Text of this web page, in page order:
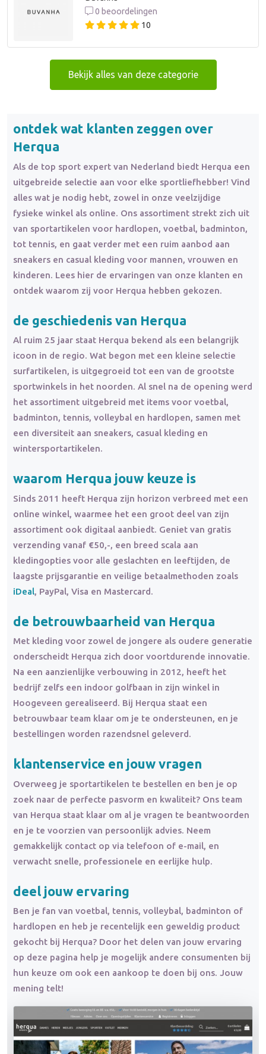
0 beoordelingen
10
Bekijk alles van deze categorie
ontdek wat klanten zeggen over
Herqua
Als de top sport expert van Nederland biedt Herqua een
uitgebreide selectie aan voor elke sportliefhebber! Vind
alles wat je nodig hebt, zowel in onze veelzijdige
fysieke winkel als online. Ons assortiment strekt zich uit
van sportartikelen voor hardlopen, voetbal, badminton,
tot tennis, en gaat verder met een ruim aanbod aan
sneakers en casual kleding voor mannen, vrouwen en
kinderen. Lees hier de ervaringen van onze klanten en
ontdek waarom zij voor Herqua hebben gekozen.
de geschiedenis van Herqua
Al ruim 25 jaar staat Herqua bekend als een belangrijk
icoon in de regio. Wat begon met een kleine selectie
surfartikelen, is uitgegroeid tot een van de grootste
sportwinkels in het noorden. Al snel na de opening werd
het assortiment uitgebreid met items voor voetbal,
badminton, tennis, volleybal en hardlopen, samen met
een diversiteit aan sneakers, casual kleding en
wintersportartikelen.
waarom Herqua jouw keuze is
Sinds 2011 heeft Herqua zijn horizon verbreed met een
online winkel, waarmee het een groot deel van zijn
assortiment ook digitaal aanbiedt. Geniet van gratis
verzending vanaf €50,-, een breed scala aan
kledingopties voor alle geslachten en leeftijden, de
laagste prijsgarantie en veilige betaalmethoden zoals
iDeal, PayPal, Visa en Mastercard.
de betrouwbaarheid van Herqua
Met kleding voor zowel de jongere als oudere generatie
onderscheidt Herqua zich door voortdurende innovatie.
Na een aanzienlijke verbouwing in 2012, heeft het
bedrijf zelfs een indoor golfbaan in zijn winkel in
Hoogeveen gerealiseerd. Bij Herqua staat een
betrouwbaar team klaar om je te ondersteunen, en je
bestellingen worden razendsnel geleverd.
klantenservice en jouw vragen
Overweeg je sportartikelen te bestellen en ben je op
zoek naar de perfecte pasvorm en kwaliteit? Ons team
van Herqua staat klaar om al je vragen te beantwoorden
en je te voorzien van persoonlijk advies. Neem
gemakkelijk contact op via telefoon of e-mail, en
verwacht snelle, professionele en eerlijke hulp.
deel jouw ervaring
Ben je fan van voetbal, tennis, volleybal, badminton of
hardlopen en heb je recentelijk een geweldig product
gekocht bij Herqua? Door het delen van jouw ervaring
op deze pagina help je mogelijk andere consumenten bij
hun keuze om ook een aankoop te doen bij ons. Jouw
mening telt!